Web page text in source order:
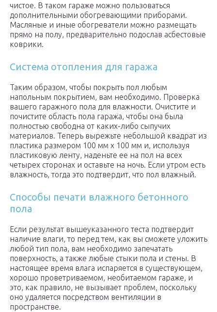
чистое. В таком гараже можно пользоваться
дополнительными обогревающими приборами.
Масляные и иные обогреватели можно размещать
прямо на полу, предварительно подослав асбестовые
коврики.
Система отопления для гаража
Таким образом, чтобы покрыть пол любым
напольным покрытием, вам необходимо. Проверка
вашего гаражного пола для влажности. Очистите и
почистите область пола гаража, чтобы она была
полностью свободна от каких-либо сыпучих
материалов. Теперь вырежьте небольшой квадрат из
пластика размером 100 мм х 100 мм и, используя
пластиковую ленту, наденьте ее на пол на всех
четырех сторонах и оставьте на ночь. Если утром есть
влажность, тогда это подтвердит, что пол влажный.
Способы печати влажного бетонного
пола
Если результат вышеуказанного теста подтвердит
наличие влаги, то перед тем, как вы сможете уложить
любой тип пола, вам необходимо запечатать
поверхность, а также любые стыки пола и стены. В
настоящее время влага испаряется в существующем,
хорошо проветриваемом, необитаемом гараже, и
это, как правило, не вызывает проблем, поскольку
оно удаляется посредством вентиляции в
пространстве.